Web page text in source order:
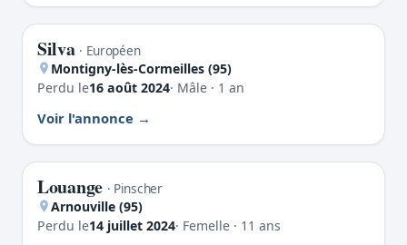
PERDU
Silva · Européen
Montigny-lès-Cormeilles (95)
Perdu le16 août 2024· Mâle · 1 an
Voir l'annonce
PERDU
Louange · Pinscher
Arnouville (95)
Perdu le14 juillet 2024· Femelle · 11 ans